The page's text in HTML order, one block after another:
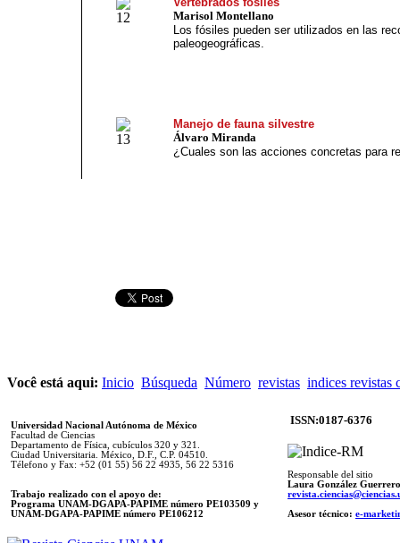
Marisol Montellano
Los fósiles pueden ser utilizados en las
paleogeográficas.
Manejo de fauna silvestre
Álvaro Miranda
¿Cuales son las acciones concretas para
Você está aqui: Inicio Búsqueda Número revistas indices revistas
Universidad Nacional Autónoma de México
Facultad de Ciencias
Departamento de Física, cubículos 320 y 321.
Ciudad Universitaria. México, D.F., C.P. 04510.
Télefono y Fax: +52 (01 55) 56 22 4935, 56 22 5316
Trabajo realizado con el apoyo de:
Programa UNAM-DGAPA-PAPIME número PE103509 y
UNAM-DGAPA-PAPIME número PE106212
ISSN:0187-6376
Responsable del sitio
Laura González Guerrero
Asesor técnico: e-